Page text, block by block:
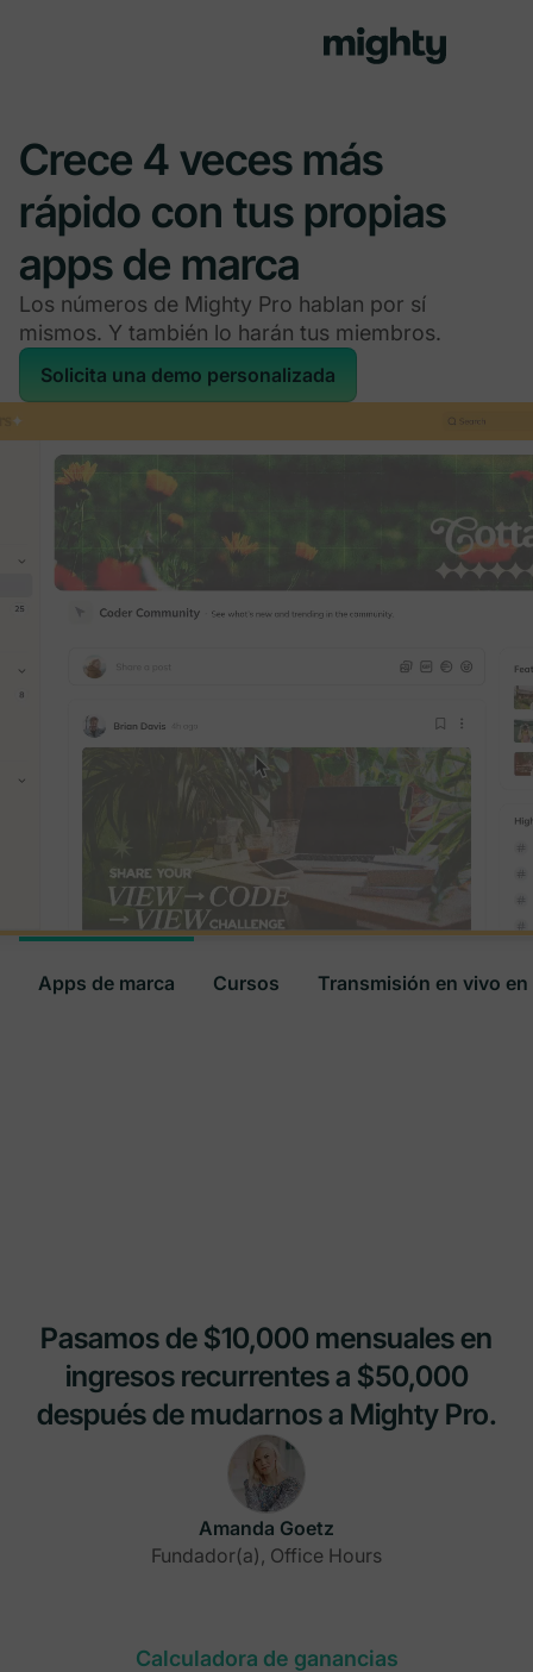
Crece 4 veces más
rápido con tus propias
apps de marca
Los números de Mighty Pro hablan por sí
mismos. Y también lo harán tus miembros.
Solicita una demo personalizada
Apps de marca Cursos Transmisión en vivo
Pasamos de $10,000 mensuales en
ingresos recurrentes a $50,000
después de mudarnos a Mighty Pro.
Amanda Goetz
Fundador(a), Office Hours
Calculadora de ganancias